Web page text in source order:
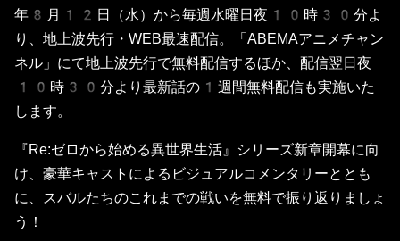
年8月12日（水）から毎週水曜日夜10時30分よ
り、地上波先行・WEB最速配信。「ABEMAアニメチャン
ネル」にて地上波先行で無料配信するほか、配信翌日夜
10時30分より最新話の1週間無料配信も実施いた
します。
『Re:ゼロから始める異世界生活』シリーズ新章開幕に向
け、豪華キャストによるビジュアルコメンタリーととも
に、スバルたちのこれまでの戦いを無料で振り返りましょ
う！